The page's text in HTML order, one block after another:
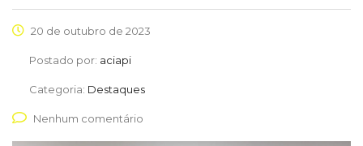
20 de outubro de 2023
Postado por: aciapi
Categoria: Destaques
Nenhum comentário